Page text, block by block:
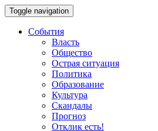
Toggle navigation
События
Власть
Общество
Острая ситуация
Политика
Образование
Культура
Скандалы
Прогноз
Отклик есть!